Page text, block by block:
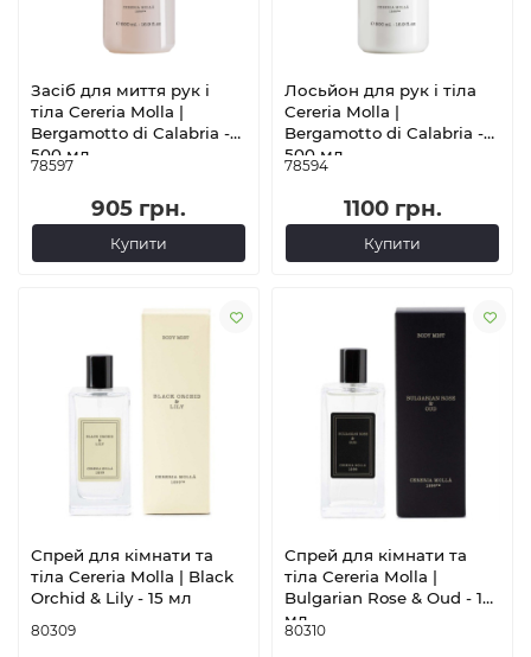
Засіб для миття рук і
тіла Cereria Molla |
Bergamotto di Calabria -
500 мл
78597
905 грн.
Купити
Лосьйон для рук і тіла
Cereria Molla |
Bergamotto di Calabria -
500 мл
78594
1100 грн.
Купити
Спрей для кімнати та
тіла Cereria Molla | Black
Orchid & Lily - 15 мл
80309
Спрей для кімнати та
тіла Cereria Molla |
Bulgarian Rose & Oud - 15
мл
80310